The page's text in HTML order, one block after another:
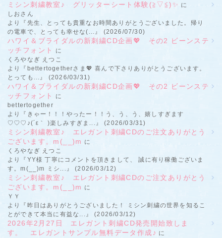
ミシン刺繍教室♪ グリッターシート体験(≧▽≦)✨ に
しおさん
より『先生、とっても貴重なお時間ありがとうございました。帰り
の電車で、とっても幸せな(...』 (2026/07/30)
ハワイ＆ブライダルの新刺繍CD企画💖 その2 ビーンステ
ッチフォント
に
くろやなぎ えつこ
より『bettertogetherさま💖 喜んで下さりありがとうございます。
とっても...』 (2026/03/31)
ハワイ＆ブライダルの新刺繍CD企画💖 その2 ビーンステ
ッチフォント
に
bettertogether
より『きゃー！！！やったー！！う、う、う、嬉しすぎます
♡♡♡♪(´ε｀ )楽しみすぎま...』 (2026/03/31)
ミシン刺繍教室♪ エレガント刺繍CDのご注文ありがとう
ございます。m(__)m に
くろやなぎ えつこ
より『YY様 丁寧にコメントを頂きまして、 誠に有り稼働ございま
す。m(__)m ミシ...』 (2026/03/12)
ミシン刺繍教室♪ エレガント刺繍CDのご注文ありがとう
ございます。m(__)m に
ＹＹ
より『昨日はありがとうございました！ ミシン刺繍の世界を知るこ
とができて本当に有益な...』 (2026/03/12)
2026年2月27日 エレガント刺繍CD発売開始致しま
す。 エレガントサンプル無料データ作成♪ に